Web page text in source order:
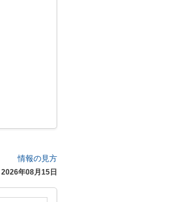
情報の見方
年08月15日